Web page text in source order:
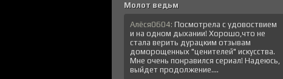
Молот ведьм
Алёся0604: Посмотрела с удовоствием
и на одном дыхании! Хорошо,что не
стала верить дурацким отзывам
доморощенных "ценителей" искусства.
Мне очень понравился сериал! Надеюсь,
выйдет продолжение....